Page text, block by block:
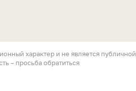
характер и не является публичной
– просьба обратиться